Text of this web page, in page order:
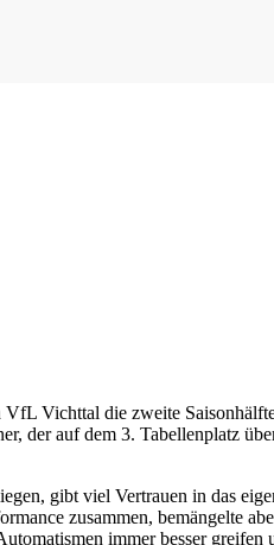
Vichttal die zweite
der auf dem 3. Tabellenplatz
gibt viel Vertrauen in das
zusammen, bemängelte
immer besser